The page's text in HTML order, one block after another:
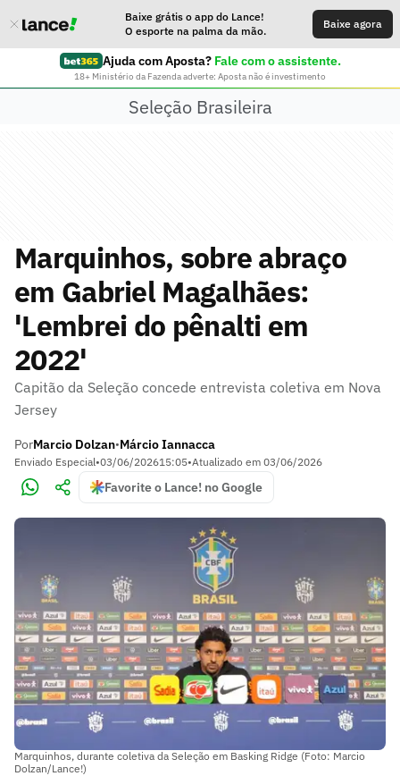
Baixe grátis o app do Lance!
O esporte na palma da mão.
Baixe agora
Ajuda com Aposta? Fale com o assistente.
18+ Ministério da Fazenda adverte: Aposta não é investimento
Seleção Brasileira
Marquinhos, sobre abraço
em Gabriel Magalhães:
'Lembrei do pênalti em
2022'
Capitão da Seleção concede entrevista coletiva em Nova
Jersey
PorMarcio Dolzan•Márcio Iannacca
Enviado Especial•03/06/202615:05•Atualizado em 03/06/2026
Favorite o Lance! no Google
Marquinhos, durante coletiva da Seleção em Basking Ridge (Foto: Marcio
Dolzan/Lance!)